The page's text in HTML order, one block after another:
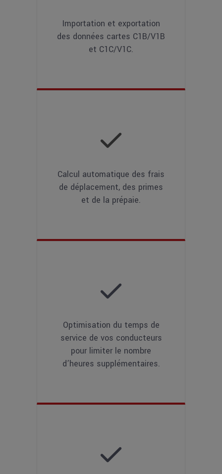
Importation et exportation
des données cartes C1B/V1B
et C1C/V1C.
Calcul automatique des frais
de déplacement, des primes
et de la prépaie.
Optimisation du temps de
service de vos conducteurs
pour limiter le nombre
d’heures supplémentaires.